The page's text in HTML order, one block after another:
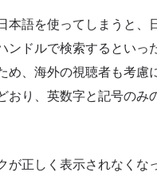
本語を使ってしまうと、
ンドルで検索するといっ
め、海外の視聴者も考慮
おり、英数字と記号のみ
が正しく表示されなくな